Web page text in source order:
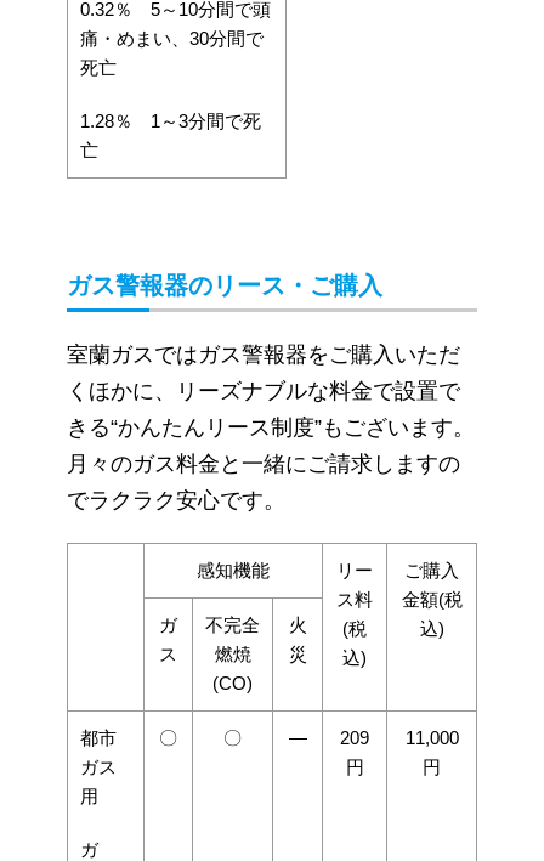
0.32％ 5～10分間で頭
痛・めまい、30分間で
死亡
1.28％ 1～3分間で死
亡
ガス警報器のリース・ご購入
室蘭ガスではガス警報器をご購入いただ
くほかに、リーズナブルな料金で設置で
きる“かんたんリース制度”もございます。
月々のガス料金と一緒にご請求しますの
でラクラク安心です。
感知機能
リー
ス料
(税
込)
ご購入
金額(税
込)
ガ
ス
不完全
燃焼
(CO)
火
災
都市
ガス
用
ガ
〇 〇 ―
209
円
11,000
円